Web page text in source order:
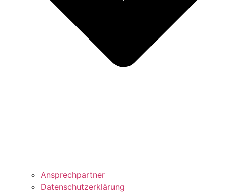
Ansprechpartner
Datenschutzerklärung